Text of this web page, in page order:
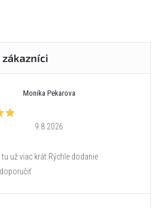
Monika Pekarova
9.8.2026
už viac krát.Rýchle dodanie